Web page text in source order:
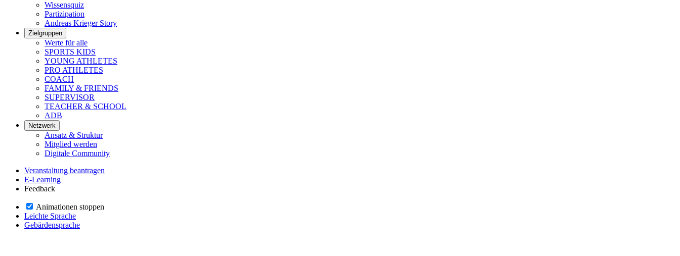
Wissensquiz
Partizipation
Andreas Krieger Story
Zielgruppen
Werte für alle
SPORTS KIDS
YOUNG ATHLETES
PRO ATHLETES
COACH
FAMILY & FRIENDS
SUPERVISOR
TEACHER & SCHOOL
ADB
Netzwerk
Ansatz & Struktur
Mitglied werden
Digitale Community
Veranstaltung beantragen
E-Learning
Feedback
Animationen stoppen
Leichte Sprache
Gebärdensprache